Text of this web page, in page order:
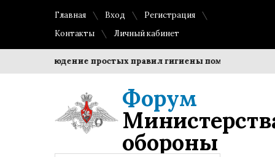
Главная Вход
Регистрация
Контакты
Личный кабинет
Соблюдение простых правил гигиены помогает
Форум
обороны